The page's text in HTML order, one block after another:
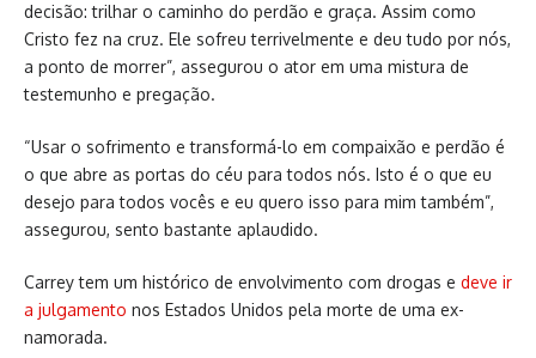
decisão: trilhar o caminho do perdão e graça. Assim como
Cristo fez na cruz. Ele sofreu terrivelmente e deu tudo por nós,
a ponto de morrer”, assegurou o ator em uma mistura de
testemunho e pregação.
“Usar o sofrimento e transformá-lo em compaixão e perdão é
o que abre as portas do céu para todos nós. Isto é o que eu
desejo para todos vocês e eu quero isso para mim também”,
assegurou, sento bastante aplaudido.
Carrey tem um histórico de envolvimento com drogas e deve ir
a julgamento nos Estados Unidos pela morte de uma ex-
namorada.